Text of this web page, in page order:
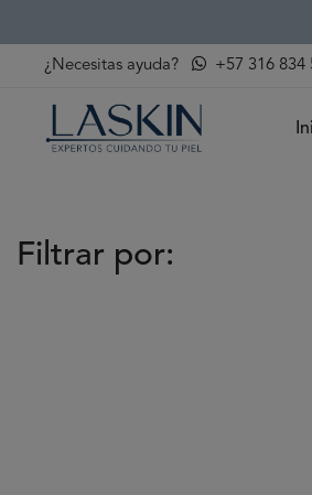
¿Necesitas ayuda? +57 316 834
Filtrar por: